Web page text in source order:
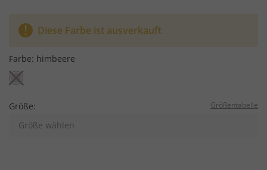
Diese Farbe ist ausverkauft
Farbe: himbeere
Größe: Größentabelle
Größe wählen